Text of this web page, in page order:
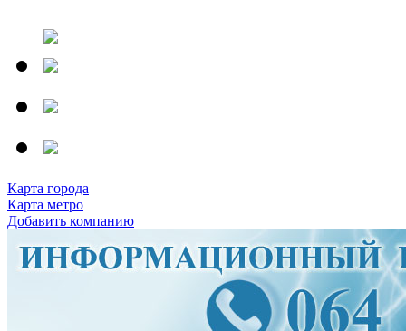
Карта города
Карта метро
Добавить компанию